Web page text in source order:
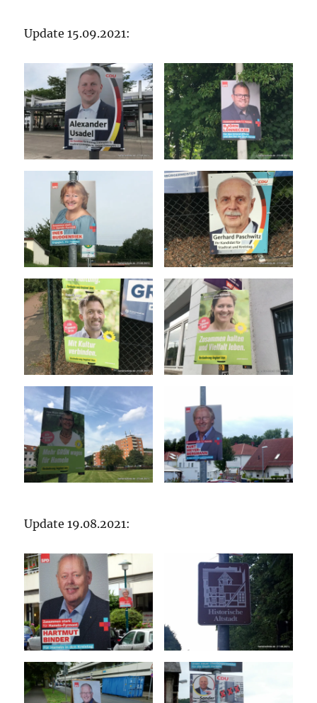
Update 15.09.2021:
Update 19.08.2021: